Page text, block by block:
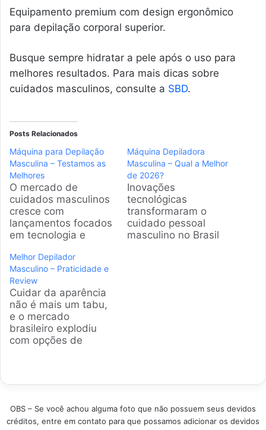
Equipamento premium com design ergonômico
para depilação corporal superior.
Busque sempre hidratar a pele após o uso para
melhores resultados. Para mais dicas sobre
cuidados masculinos, consulte a SBD.
Posts Relacionados
Máquina para Depilação
Masculina – Testamos as
Melhores
O mercado de
cuidados masculinos
cresce com
lançamentos focados
em tecnologia e
modernos garantem
pele lisa sem
irritações.
Selecionamos as
melhores opções
disponíveis no Brasil,
analisando
desempenho e
Produto Destaque
Melhor Geral Philips
Máquina Depiladora
Masculina – Qual a Melhor
de 2026?
Inovações
tecnológicas
transformaram o
cuidado pessoal
masculino no Brasil
Recomendado
Destaque Principal
Melhor Depilador
Masculino – Praticidade e
Review
Cuidar da aparência
não é mais um tabu,
e o mercado
brasileiro explodiu
com opções de
sem dor. A gente
modelo ideal em meio
a tantas promessas é
OBS – Se você achou alguma foto que não possuem seus devidos
créditos, entre em contato para que possamos adicionar os devidos